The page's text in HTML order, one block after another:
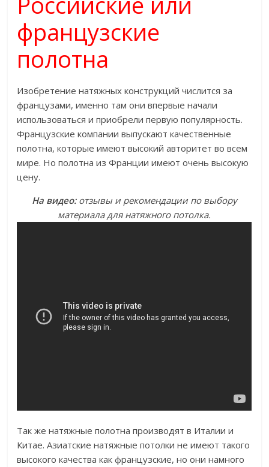
французские
полотна
Изобретение натяжных конструкций числится за
французами, именно там они впервые начали
использоваться и приобрели первую популярность.
Французские компании выпускают качественные
полотна, которые имеют высокий авторитет во всем
мире. Но полотна из Франции имеют очень высокую
цену.
На видео: отзывы и рекомендации по выбору
материала для натяжного потолка.
Так же натяжные полотна производят в Италии и
Китае. Азиатские натяжные потолки не имеют такого
высокого качества как французские, но они намного